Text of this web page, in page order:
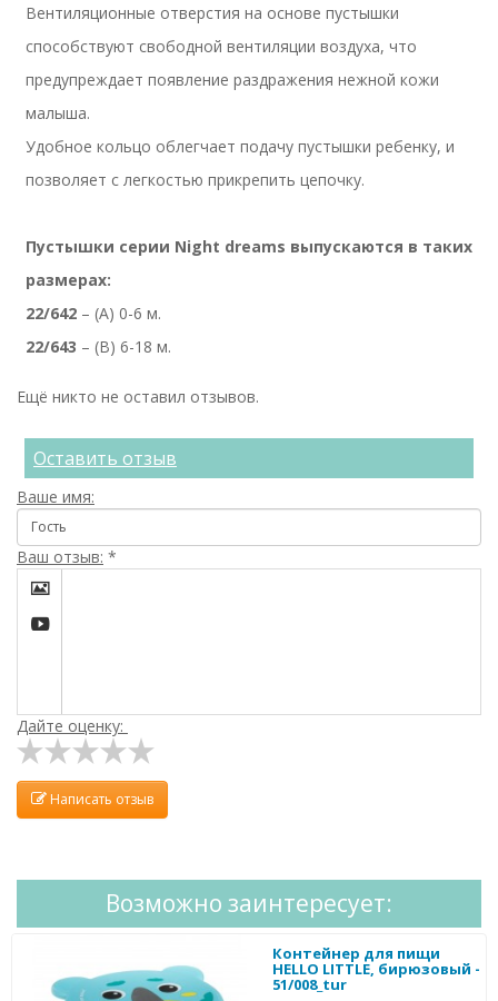
Вентиляционные отверстия на основе пустышки
способствуют свободной вентиляции воздуха, что
предупреждает появление раздражения нежной кожи
малыша.
Удобное кольцо облегчает подачу пустышки ребенку, и
позволяет с легкостью прикрепить цепочку.
Пустышки серии Night dreams выпускаются в таких
размерах:
22/642 – (А) 0-6 м.
22/643 – (B) 6-18 м.
Ещё никто не оставил отзывов.
Оставить отзыв
Ваше имя:
Ваш отзыв: *


Дайте оценку:
Написать отзыв
Возможно заинтересует:
Контейнер для пищи
HELLO LITTLE, бирюзовый -
51/008_tur